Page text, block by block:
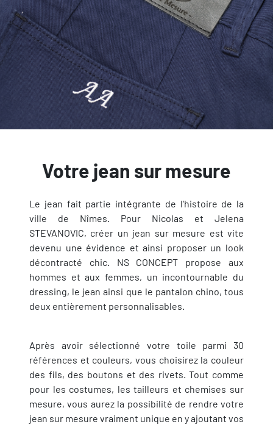
Votre jean sur mesure
Le jean fait partie intégrante de l'histoire de la
ville de Nîmes. Pour Nicolas et Jelena
STEVANOVIC, créer un jean sur mesure est vite
devenu une évidence et ainsi proposer un look
décontracté chic. NS CONCEPT propose aux
hommes et aux femmes, un incontournable du
dressing, le jean ainsi que le pantalon chino, tous
deux entièrement personnalisables.
Après avoir sélectionné votre toile parmi 30
références et couleurs, vous choisirez la couleur
des fils, des boutons et des rivets. Tout comme
pour les costumes, les tailleurs et chemises sur
mesure, vous aurez la possibilité de rendre votre
jean sur mesure vraiment unique en y ajoutant vos